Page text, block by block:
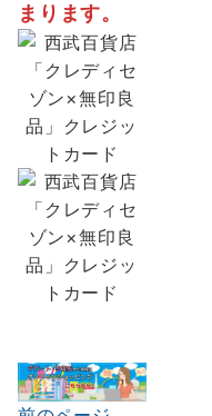
まります。